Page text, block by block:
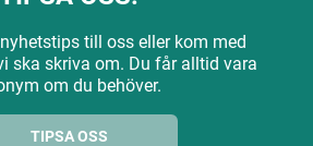
till oss eller kom med
ska skriva om. Du får alltid vara
om du behöver.
TIPSA OSS